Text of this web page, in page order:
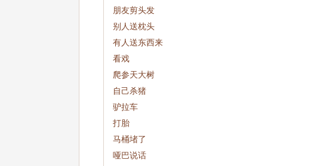
朋友剪头发
别人送枕头
有人送东西来
看戏
爬参天大树
自己杀猪
驴拉车
打胎
马桶堵了
哑巴说话